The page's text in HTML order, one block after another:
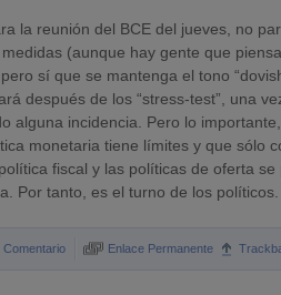
la reunión del BCE del jueves, no
(aunque hay gente que
sí que se mantenga el tono
después de los “stress-test”, una
alguna incidencia. Pero lo
monetaria tiene límites y que sólo
fiscal y las políticas de oferta
Por tanto, es el turno de los políticos.
Comentario Enlace Permanente